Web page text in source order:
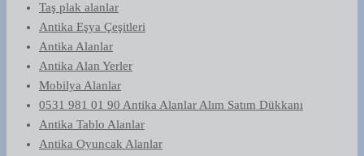
Taş plak alanlar
Antika Eşya Çeşitleri
Antika Alanlar
Antika Alan Yerler
Mobilya Alanlar
0531 981 01 90 Antika Alanlar Alım Satım Dükkanı
Antika Tablo Alanlar
Antika Oyuncak Alanlar